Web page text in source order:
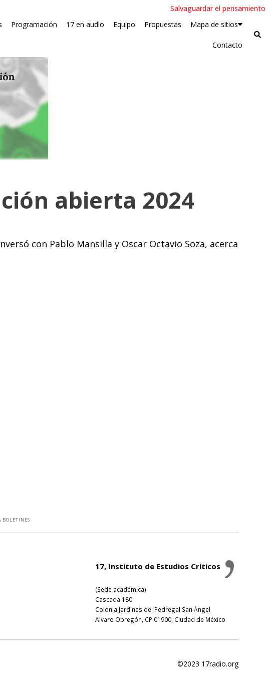
Salvaguardar el pensamiento
Programación 17 en audio Equipo Propuestas Mapa de sitios
Contacto
abierta 2024
con Pablo Mansilla y Oscar Octavio Soza, acerca
BOLETINES
17, Instituto de Estudios Críticos
(Sede académica)
Cascada 180
Colonia Jardínes del Pedregal San Ángel
Alvaro Obregón, CP 01900, Ciudad de México
©2023 17radio.org